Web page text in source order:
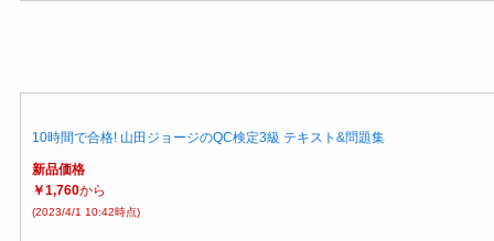
10時間で合格! 山田ジョージのQC検定3級 テキスト&問題集
新品価格
￥1,760から
(2023/4/1 10:42時点)